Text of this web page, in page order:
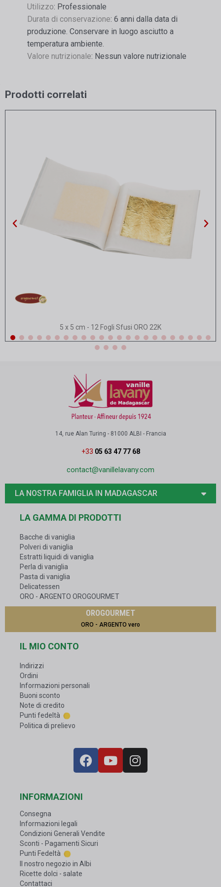
Utilizzo: Professionale
Durata di conservazione: 6 anni dalla data di
produzione. Conservare in luogo asciutto a
temperatura ambiente.
Valore nutrizionale: Nessun valore nutrizionale
Prodotti correlati
Vista rapida
5 x 5 cm - 12 Fogli Sfusi ORO 22K
14, rue Alan Turing - 81000 ALBI - Francia
+33 05 63 47 77 68
contact@vanillelavany.com
LA NOSTRA FAMIGLIA IN MADAGASCAR
LA GAMMA DI PRODOTTI
Bacche di vaniglia
Polveri di vaniglia
Estratti liquidi di vaniglia
Perla di vaniglia
Pasta di vaniglia
Delicatessen
ORO - ARGENTO OROGOURMET
OROGOURMET
ORO - ARGENTO vero
IL MIO CONTO
Indirizzi
Ordini
Informazioni personali
Buoni sconto
Note di credito
Punti fedeltà
Politica di prelievo
INFORMAZIONI
Consegna
Informazioni legali
Condizioni Generali Vendite
Sconti - Pagamenti Sicuri
Punti Fedeltà
Il nostro negozio in Albi
Ricette dolci - salate
Contattaci